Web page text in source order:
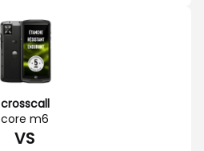
crosscall
core m6
VS